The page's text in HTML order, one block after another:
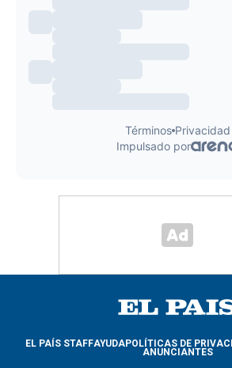
EL PAÍS STAFFAYUDAPOLÍTICAS DE
ANUNCIANTES